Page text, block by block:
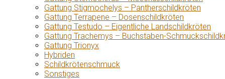
Gattung Stigmochelys – Pantherschildkröten
Gattung Terrapene – Dosenschildkröten
Gattung Testudo – Eigentliche Landschildkröten
Gattung Trachemys – Buchstaben-
Gattung Trionyx
Hybriden
Schildkrötenschmuck
Sonstiges